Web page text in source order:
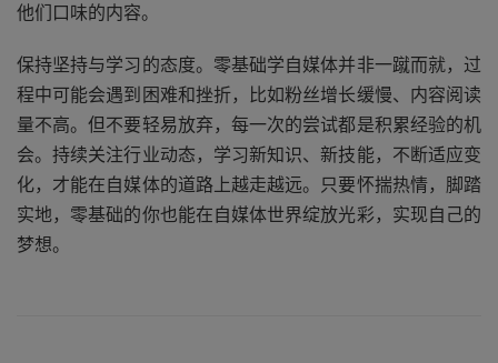
他们口味的内容。
保持坚持与学习的态度。零基础学自媒体并非一蹴而就，过
程中可能会遇到困难和挫折，比如粉丝增长缓慢、内容阅读
量不高。但不要轻易放弃，每一次的尝试都是积累经验的机
会。持续关注行业动态，学习新知识、新技能，不断适应变
化，才能在自媒体的道路上越走越远。只要怀揣热情，脚踏
实地，零基础的你也能在自媒体世界绽放光彩，实现自己的
梦想。